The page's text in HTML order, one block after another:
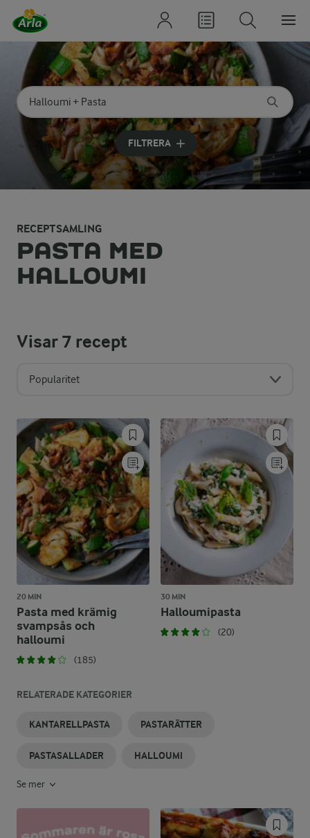
Sök på kategori eller ingrediens
Skriv in sökord för att få förslag
FILTRERA
RECEPTSAMLING
PASTA MED
HALLOUMI
Visar7 recept
Popularitet
20 MIN
Pasta med krämig
svampsås och
halloumi
(185)
30 MIN
Halloumipasta
(20)
RELATERADE KATEGORIER
KANTARELLPASTA PASTARÄTTER
PASTASALLADER HALLOUMI
Se mer